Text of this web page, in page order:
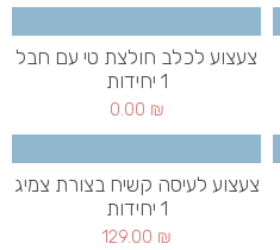
צעצוע לכלב חולצת טי עם חבל
1 יחידות
0.00 ₪
צעצוע לעיסה קשיח בצורת צמיג
1 יחידות
129.00 ₪